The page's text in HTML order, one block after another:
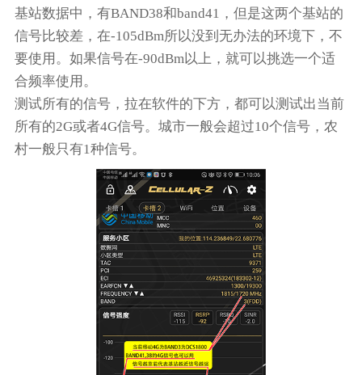
基站数据中，有BAND38和band41，但是这两个基站的
信号比较差，在-105dBm所以没到无办法的环境下，不
要使用。如果信号在-90dBm以上，就可以挑选一个适
合频率使用。
测试所有的信号，拉在软件的下方，都可以测试出当前
所有的2G或者4G信号。城市一般会超过10个信号，农
村一般只有1种信号。